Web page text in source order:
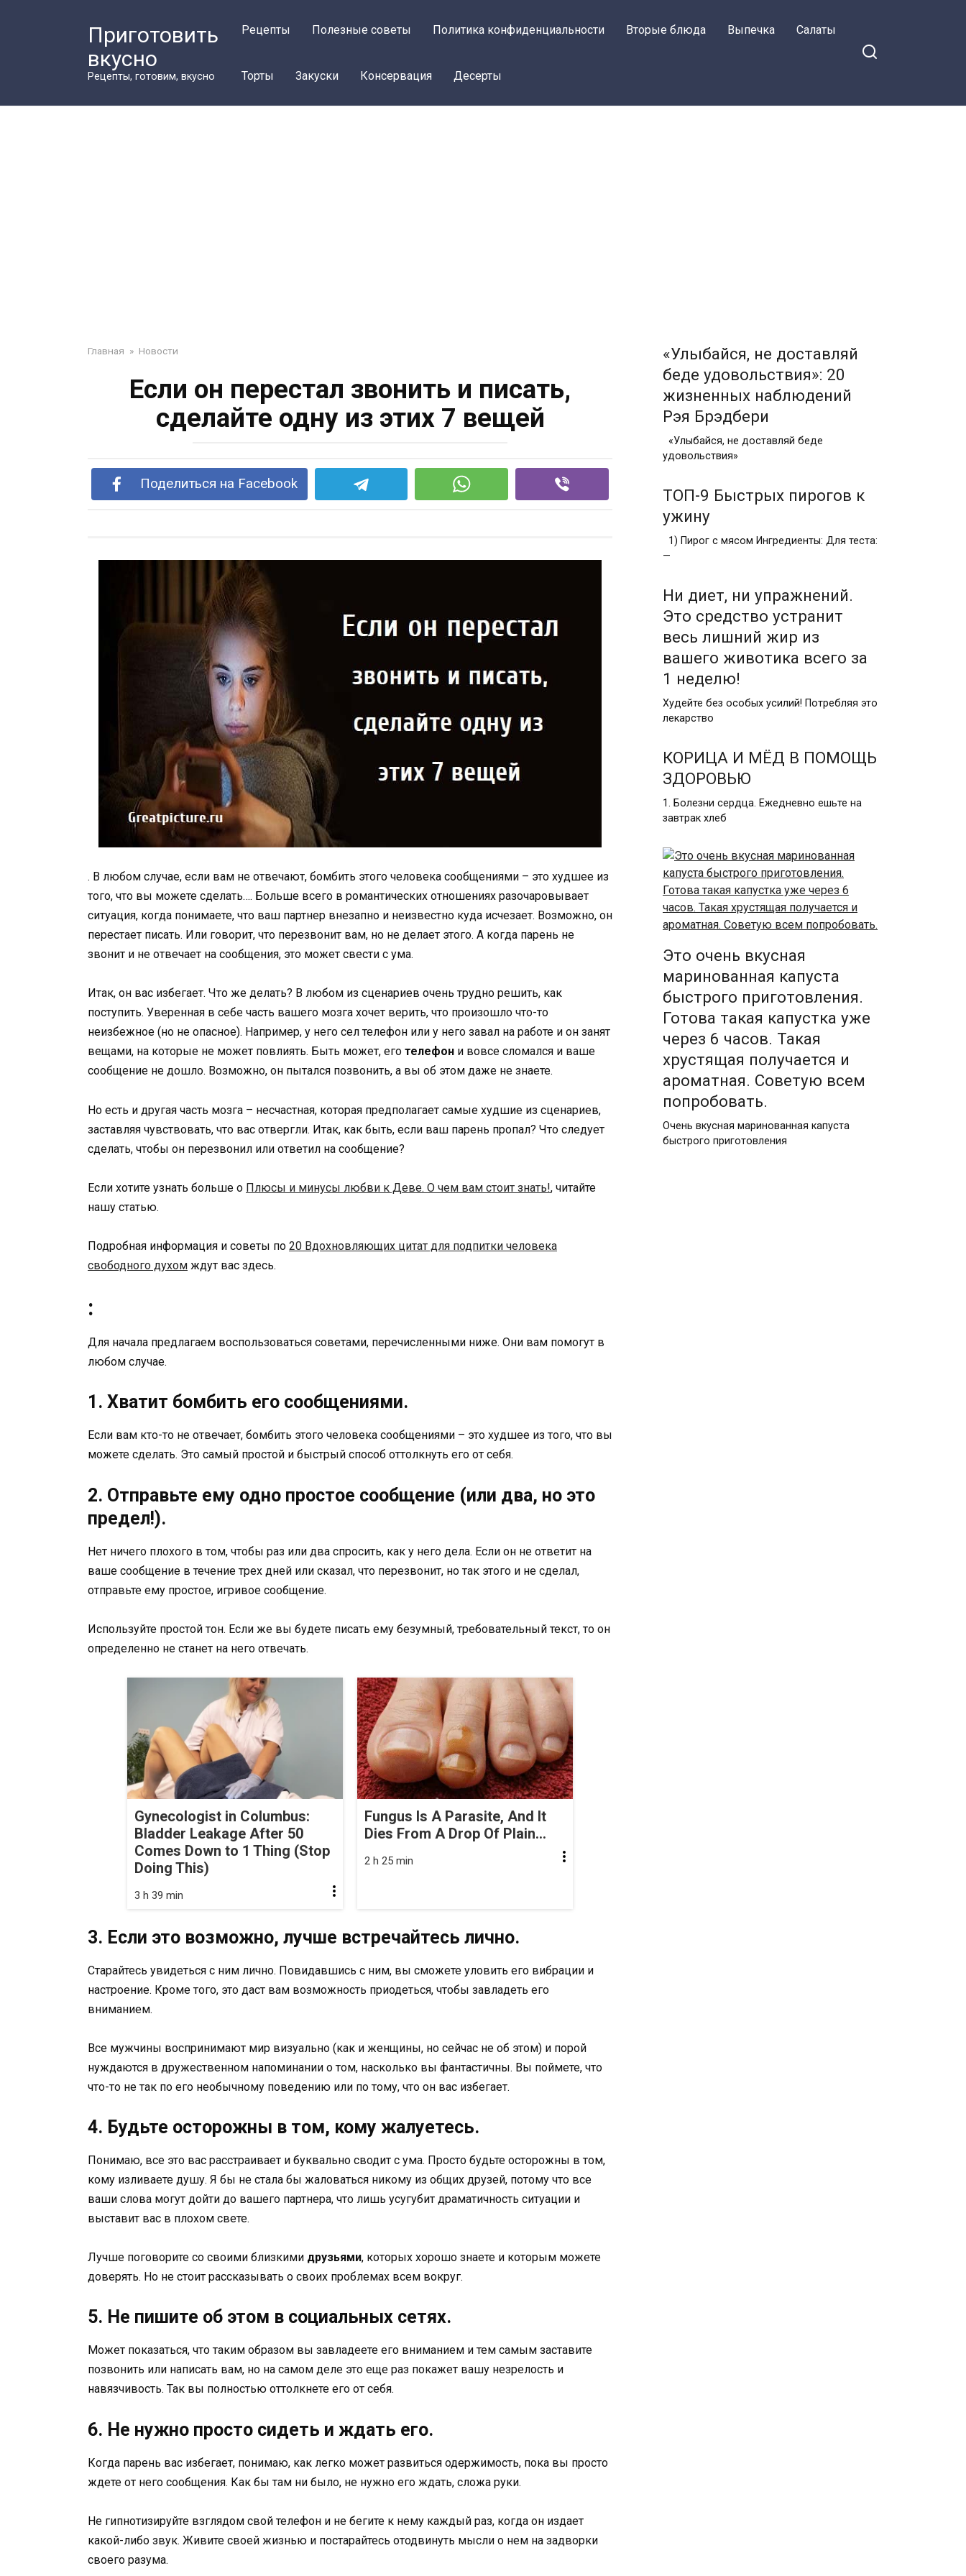
Приготовить
вкусно
Рецепты, готовим, вкусно
Рецепты Полезные советы Политика конфиденциальности Вторые блюда Выпечка Салаты
Торты Закуски Консервация Десерты
Главная » Новости
Если он перестал звонить и писать,
сделайте одну из этих 7 вещей
Поделиться на Facebook
. В любом случае, если вам не отвечают, бомбить этого человека сообщениями – это худшее из
того, что вы можете сделать…. Больше всего в романтических отношениях разочаровывает
ситуация, когда понимаете, что ваш партнер внезапно и неизвестно куда исчезает. Возможно, он
перестает писать. Или говорит, что перезвонит вам, но не делает этого. А когда парень не
звонит и не отвечает на сообщения, это может свести с ума.
Итак, он вас избегает. Что же делать? В любом из сценариев очень трудно решить, как
поступить. Уверенная в себе часть вашего мозга хочет верить, что произошло что-то
неизбежное (но не опасное). Например, у него сел телефон или у него завал на работе и он занят
вещами, на которые не может повлиять. Быть может, его телефон и вовсе сломался и ваше
сообщение не дошло. Возможно, он пытался позвонить, а вы об этом даже не знаете.
Но есть и другая часть мозга – несчастная, которая предполагает самые худшие из сценариев,
заставляя чувствовать, что вас отвергли. Итак, как быть, если ваш парень пропал? Что следует
сделать, чтобы он перезвонил или ответил на сообщение?
Если хотите узнать больше о Плюсы и минусы любви к Деве. О чем вам стоит знать!, читайте
нашу статью.
Подробная информация и советы по 20 Вдохновляющих цитат для подпитки человека
свободного духом ждут вас здесь.
:
Для начала предлагаем воспользоваться советами, перечисленными ниже. Они вам помогут в
любом случае.
1. Хватит бомбить его сообщениями.
Если вам кто-то не отвечает, бомбить этого человека сообщениями – это худшее из того, что вы
можете сделать. Это самый простой и быстрый способ оттолкнуть его от себя.
2. Отправьте ему одно простое сообщение (или два, но это
предел!).
Нет ничего плохого в том, чтобы раз или два спросить, как у него дела. Если он не ответит на
ваше сообщение в течение трех дней или сказал, что перезвонит, но так этого и не сделал,
отправьте ему простое, игривое сообщение.
Используйте простой тон. Если же вы будете писать ему безумный, требовательный текст, то он
определенно не станет на него отвечать.
Gynecologist in Columbus:
Bladder Leakage After 50
Comes Down to 1 Thing (Stop
Doing This)
3 h 39 min
Fungus Is A Parasite, And It
Dies From A Drop Of Plain...
2 h 25 min
3. Если это возможно, лучше встречайтесь лично.
Старайтесь увидеться с ним лично. Повидавшись с ним, вы сможете уловить его вибрации и
настроение. Кроме того, это даст вам возможность приодеться, чтобы завладеть его
вниманием.
Все мужчины воспринимают мир визуально (как и женщины, но сейчас не об этом) и порой
нуждаются в дружественном напоминании о том, насколько вы фантастичны. Вы поймете, что
что-то не так по его необычному поведению или по тому, что он вас избегает.
4. Будьте осторожны в том, кому жалуетесь.
Понимаю, все это вас расстраивает и буквально сводит с ума. Просто будьте осторожны в том,
кому изливаете душу. Я бы не стала бы жаловаться никому из общих друзей, потому что все
ваши слова могут дойти до вашего партнера, что лишь усугубит драматичность ситуации и
выставит вас в плохом свете.
Лучше поговорите со своими близкими друзьями, которых хорошо знаете и которым можете
доверять. Но не стоит рассказывать о своих проблемах всем вокруг.
5. Не пишите об этом в социальных сетях.
Может показаться, что таким образом вы завладеете его вниманием и тем самым заставите
позвонить или написать вам, но на самом деле это еще раз покажет вашу незрелость и
навязчивость. Так вы полностью оттолкнете его от себя.
6. Не нужно просто сидеть и ждать его.
Когда парень вас избегает, понимаю, как легко может развиться одержимость, пока вы просто
ждете от него сообщения. Как бы там ни было, не нужно его ждать, сложа руки.
Не гипнотизируйте взглядом свой телефон и не бегите к нему каждый раз, когда он издает
какой-либо звук. Живите своей жизнью и постарайтесь отодвинуть мысли о нем на задворки
своего разума.
«Улыбайся, не доставляй
беде удовольствия»: 20
жизненных наблюдений
Рэя Брэдбери
«Улыбайся, не доставляй беде
удовольствия»
ТОП-9 Быстрых пирогов к
ужину
1) Пирог с мясом Ингредиенты: Для теста:
—
Ни диет, ни упражнений.
Это средство устранит
весь лишний жир из
вашего животика всего за
1 неделю!
Худейте без особых усилий! Потребляя это
лекарство
КОРИЦА И МЁД В ПОМОЩЬ
ЗДОРОВЬЮ
1. Болезни сердца. Ежедневно ешьте на
завтрак хлеб
Это очень вкусная
маринованная капуста
быстрого приготовления.
Готова такая капустка уже
через 6 часов. Такая
хрустящая получается и
ароматная. Советую всем
попробовать.
Очень вкусная маринованная капуста
быстрого приготовления